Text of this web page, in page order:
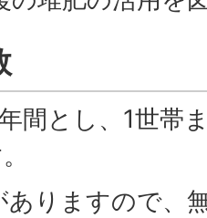
間とし、1世帯
ありますので、